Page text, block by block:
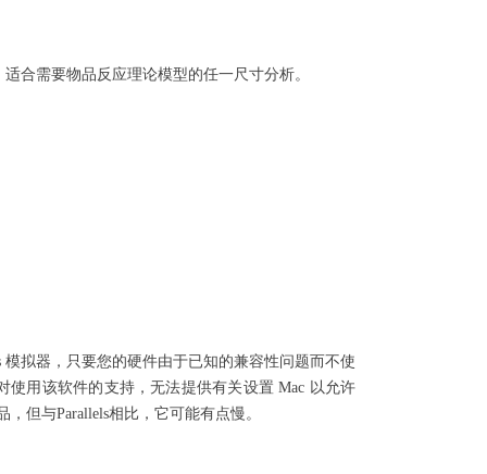
合需要物品反应理论模型的任一尺寸分析。
拟器，只要您的硬件由于已知的兼容性问题而不使
用该软件的支持，无法提供有关设置 Mac 以允许
但与Parallels相比，它可能有点慢。